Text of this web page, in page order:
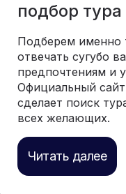
подбор
Подберем именно
отвечать сугубо
предпочтениям и
Официальный
сделает поиск
всех желающих.
Читать далее